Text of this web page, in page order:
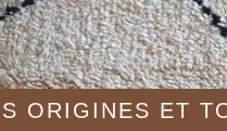
ORIGINES ET